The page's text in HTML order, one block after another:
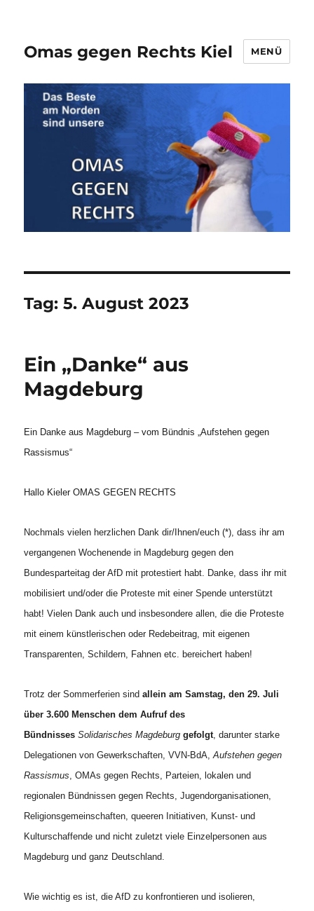
Omas gegen Rechts Kiel MENÜ
Tag:5. August 2023
Ein „Danke“ aus
Magdeburg
Ein Danke aus Magdeburg – vom Bündnis „Aufstehen gegen
Rassismus“
Hallo Kieler OMAS GEGEN RECHTS
Nochmals vielen herzlichen Dank dir/Ihnen/euch (*), dass ihr am
vergangenen Wochenende in Magdeburg gegen den
Bundesparteitag der AfD mit protestiert habt. Danke, dass ihr mit
mobilisiert und/oder die Proteste mit einer Spende unterstützt
habt! Vielen Dank auch und insbesondere allen, die die Proteste
mit einem künstlerischen oder Redebeitrag, mit eigenen
Transparenten, Schildern, Fahnen etc. bereichert haben!
Trotz der Sommerferien sindallein am Samstag, den 29. Juli
über 3.600 Menschen dem Aufruf des
BündnissesSolidarisches Magdeburg gefolgt, darunter starke
Delegationen von Gewerkschaften, VVN-BdA,Aufstehen gegen
Rassismus, OMAs gegen Rechts, Parteien, lokalen und
regionalen Bündnissen gegen Rechts, Jugendorganisationen,
Religionsgemeinschaften, queeren Initiativen, Kunst- und
Kulturschaffende und nicht zuletzt viele Einzelpersonen aus
Magdeburg und ganz Deutschland.
Wie wichtig es ist, die AfD zu konfrontieren und isolieren,